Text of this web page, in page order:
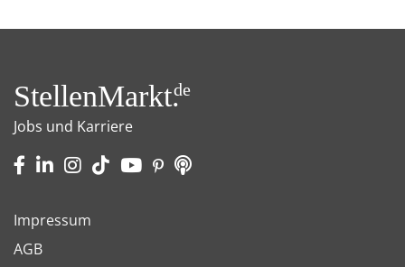
StellenMarkt.de
Jobs und Karriere
Impressum
AGB